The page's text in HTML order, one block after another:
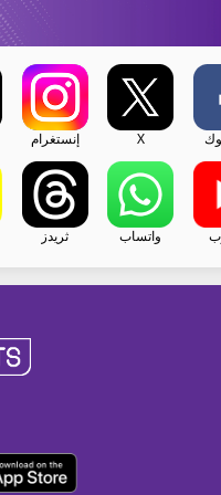
X إنستغرام
واتساب ثريدز